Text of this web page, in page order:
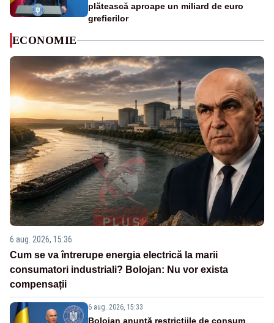
plătească aproape un miliard de euro
grefierilor
ECONOMIE
6 aug. 2026, 15:36
Cum se va întrerupe energia electrică la marii
consumatori industriali? Bolojan: Nu vor exista
compensații
6 aug. 2026, 15:33
Bolojan anunță restricțiile de consum